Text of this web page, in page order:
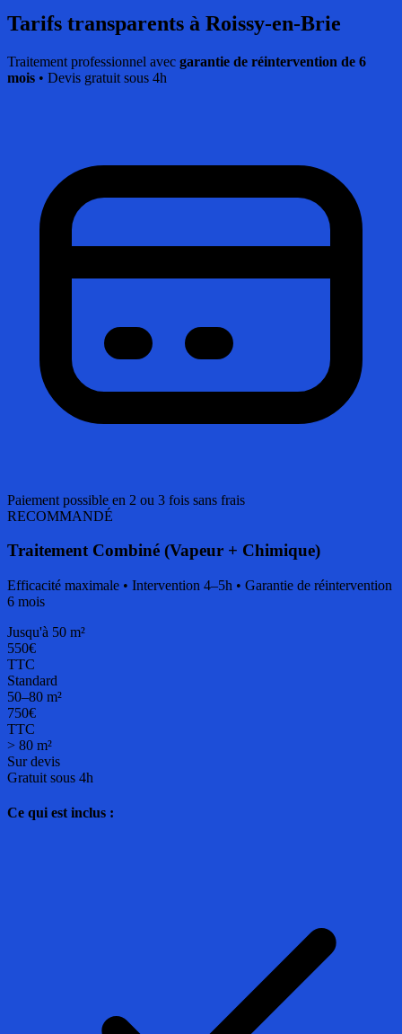
Tarifs transparents à Roissy-en-Brie
Traitement professionnel avec garantie de réintervention de 6
mois • Devis gratuit sous 4h
Paiement possible en 2 ou 3 fois sans frais
RECOMMANDÉ
Traitement Combiné (Vapeur + Chimique)
Efficacité maximale • Intervention 4–5h • Garantie de réintervention
6 mois
Jusqu'à 50 m²
550€
TTC
Standard
50–80 m²
750€
TTC
> 80 m²
Sur devis
Gratuit sous 4h
Ce qui est inclus :